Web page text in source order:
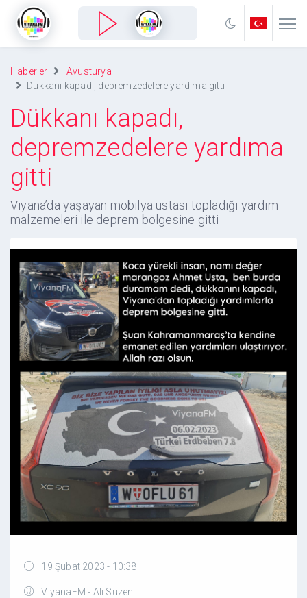
Haberler
Avusturya
Dükkanı kapadı, depremzedelere yardıma gitti
Dükkanı kapadı,
depremzedelere yardıma
gitti
Viyana’da yaşayan mobilya ustası topladığı yardım
malzemeleri ile deprem bölgesine gitti
19 Şubat 2023 - 10:38
ViyanaFM - Ali Süzen